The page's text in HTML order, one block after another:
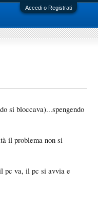
Accedi o Registrati
si bloccava)...spengendo
il problema non si
pc va, il pc si avvia e